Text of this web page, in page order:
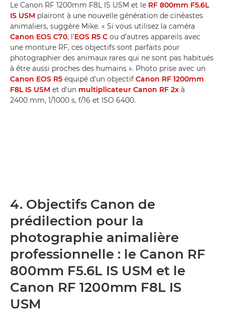
Le Canon RF 1200mm F8L IS USM et le RF 800mm F5.6L
IS USM plairont à une nouvelle génération de cinéastes
animaliers, suggère Mike. « Si vous utilisez la caméra
Canon EOS C70, l'EOS R5 C ou d'autres appareils avec
une monture RF, ces objectifs sont parfaits pour
photographier des animaux rares qui ne sont pas habitués
à être aussi proches des humains ». Photo prise avec un
Canon EOS R5 équipé d'un objectif Canon RF 1200mm
F8L IS USM et d'un multiplicateur Canon RF 2x à
2400 mm, 1/1000 s, f/16 et ISO 6400.
4. Objectifs Canon de
prédilection pour la
photographie animalière
professionnelle : le Canon RF
800mm F5.6L IS USM et le
Canon RF 1200mm F8L IS
USM